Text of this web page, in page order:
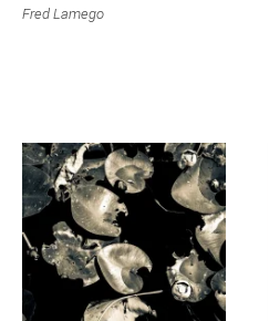
Fred Lamego